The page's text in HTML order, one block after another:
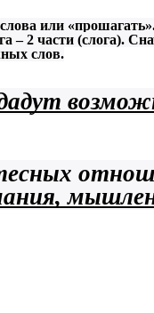
или
– 2 части (слога).
слов.